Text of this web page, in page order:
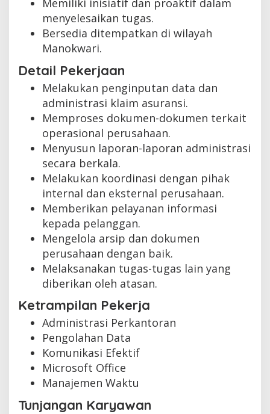
Memiliki inisiatif dan proaktif dalam
menyelesaikan tugas.
Bersedia ditempatkan di wilayah
Manokwari.
Detail Pekerjaan
Melakukan penginputan data dan
administrasi klaim asuransi.
Memproses dokumen-dokumen terkait
operasional perusahaan.
Menyusun laporan-laporan administrasi
secara berkala.
Melakukan koordinasi dengan pihak
internal dan eksternal perusahaan.
Memberikan pelayanan informasi
kepada pelanggan.
Mengelola arsip dan dokumen
perusahaan dengan baik.
Melaksanakan tugas-tugas lain yang
diberikan oleh atasan.
Ketrampilan Pekerja
Administrasi Perkantoran
Pengolahan Data
Komunikasi Efektif
Microsoft Office
Manajemen Waktu
Tunjangan Karyawan